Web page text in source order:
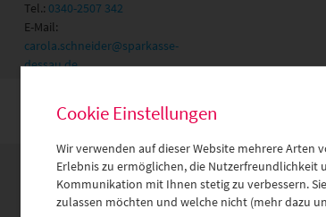
Tel.: 0340-2507 342
E-Mail:
carola.schneider@sparkasse-
dessau.de
Herr Robert Baumgarten
0351-2123830
info@ssb-dresden.de
Website
Cookie Einstellungen
Wir verwenden auf dieser Website mehrere Arten
Erlebnis zu ermöglichen, die Nutzerfreundlichkeit
Kommunikation mit Ihnen stetig zu verbessern.
zulassen möchten und welche nicht (mehr dazu